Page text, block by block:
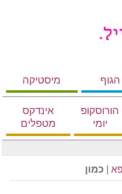
מיסטיקה
הורוסקופ
יומי
אינדקס
מטפלים
| כמון